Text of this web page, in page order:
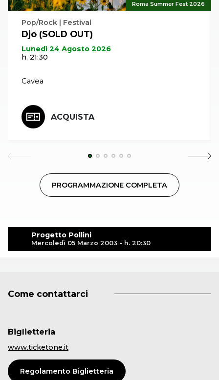
Progetto Pollini
Mercoledì 05 Marzo 2003 - h. 20:30
Roma Summer Fest 2026
Pop/Rock | Festival
Djo (SOLD OUT)
Lunedì 24 Agosto 2026
h. 21:30
Cavea
ACQUISTA
PROGRAMMAZIONE COMPLETA
Come contattarci
Biglietteria
www.ticketone.it
Regolamento Biglietteria